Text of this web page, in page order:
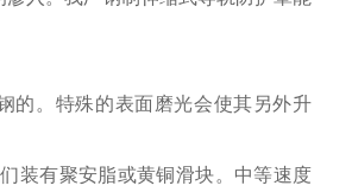
的。特殊的表面磨光会使其另外升
装有聚安脂或黄铜滑块。中等速度